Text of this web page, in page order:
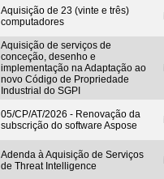
Aquisição de 23 (vinte e três)
computadores
Aquisição de serviços de
conceção, desenho e
implementação na Adaptação ao
novo Código de Propriedade
Industrial do SGPI
05/CP/AT/2026 - Renovação da
subscrição do software Aspose
Adenda à Aquisição de Serviços
de Threat Intelligence